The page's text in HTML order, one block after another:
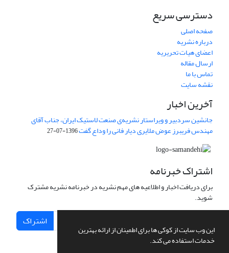
این وب سایت از کوکی ها برای اطمینان از ارائه بهترین
خدمات استفاده می کند.
دسترسی سریع
صفحه اصلی
درباره نشریه
اعضای هیات تحریریه
ارسال مقاله
تماس با ما
نقشه سایت
آخرین اخبار
جانشین سردبیر و ویراستار نشریه‌ی صنعت لاستیک ایران، جناب آقای
مهندس فریبرز عوض ملایری دیار فانی را وداع گفت1396-07-27
اشتراک خبرنامه
برای دریافت اخبار و اطلاعیه های مهم نشریه در خبرنامه نشریه مشترک
شوید.
اشتراک